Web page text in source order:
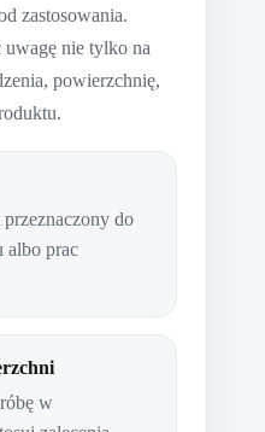
zastosowania.
nie tylko na
powierzchnię,
do
albo prac
w